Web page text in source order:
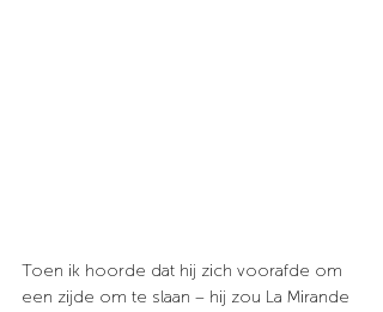
Toen ik hoorde dat hij zich voorafde om
een zijde om te slaan – hij zou La Mirande